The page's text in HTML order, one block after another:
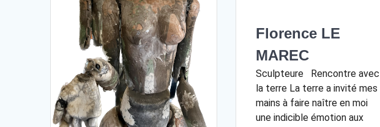
Florence LE
MAREC
Sculpteure Rencontre avec
la terre La terre a invité mes
mains à faire naître en moi
une indicible émotion aux